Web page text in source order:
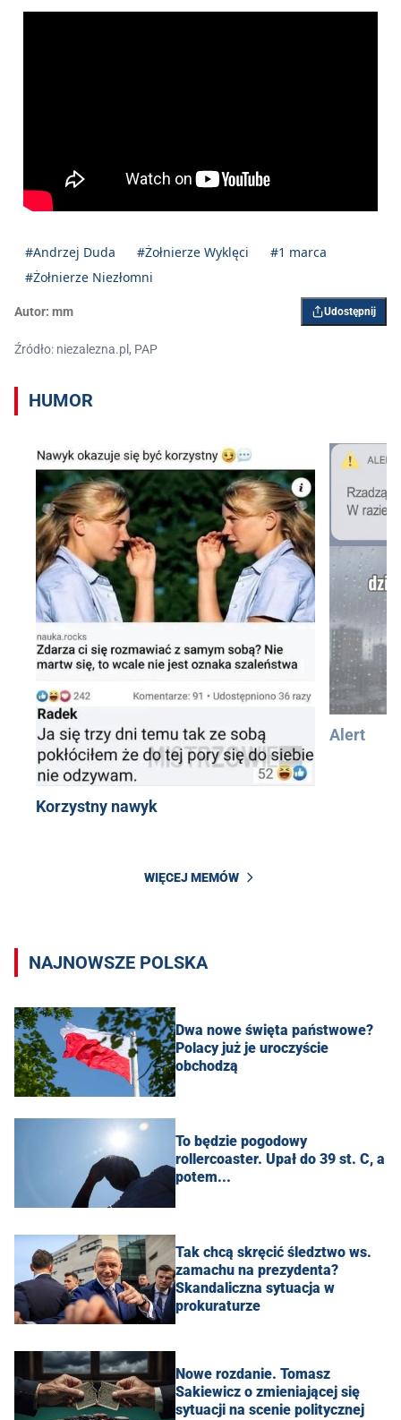
#Andrzej Duda #Żołnierze Wyklęci
#1 marca
#Żołnierze Niezłomni
Autor: mm Udostępnij
Źródło: niezalezna.pl, PAP
HUMOR
Korzystny nawyk
Alert
WIĘCEJ MEMÓW
NAJNOWSZE POLSKA
Dwa nowe święta państwowe?
Polacy już je uroczyście
obchodzą
To będzie pogodowy
rollercoaster. Upał do 39 st. C, a
potem...
Tak chcą skręcić śledztwo ws.
zamachu na prezydenta?
Skandaliczna sytuacja w
prokuraturze
Nowe rozdanie. Tomasz
Sakiewicz o zmieniającej się
sytuacji na scenie politycznej